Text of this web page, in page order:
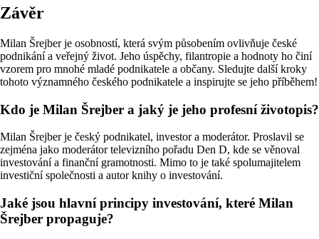
Závěr
Milan Šrejber je osobností, která svým působením ovlivňuje české
podnikání a veřejný život. Jeho úspěchy, filantropie a hodnoty ho činí
vzorem pro mnohé mladé podnikatele a občany. Sledujte další kroky
tohoto významného českého podnikatele a inspirujte se jeho příběhem!
Kdo je Milan Šrejber a jaký je jeho profesní životopis?
Milan Šrejber je český podnikatel, investor a moderátor. Proslavil se
zejména jako moderátor televizního pořadu Den D, kde se věnoval
investování a finanční gramotnosti. Mimo to je také spolumajitelem
investiční společnosti a autor knihy o investování.
Jaké jsou hlavní principy investování, které Milan
Šrejber propaguje?